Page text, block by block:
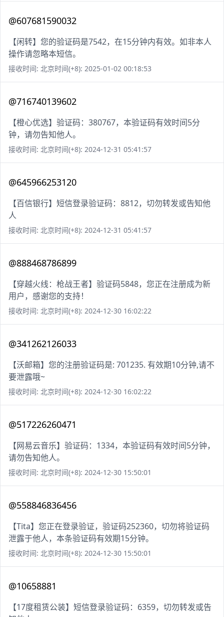
@607681590032
【闲转】您的验证码是7542，在15分钟内有效。如非本人
操作请忽略本短信。
接收时间: 北京时间(+8): 2025-01-02 00:18:53
@716740139602
【橙心优选】验证码：380767，本验证码有效时间5分
钟，请勿告知他人。
接收时间: 北京时间(+8): 2024-12-31 05:41:57
@645966253120
【百信银行】短信登录验证码：8812，切勿转发或告知他
人
接收时间: 北京时间(+8): 2024-12-31 05:41:57
@888468786899
【穿越火线：枪战王者】验证码5848，您正在注册成为新
用户，感谢您的支持！
接收时间: 北京时间(+8): 2024-12-30 16:02:22
@341262126033
【沃邮箱】您的注册验证码是: 701235. 有效期10分钟,请不
要泄露哦~
接收时间: 北京时间(+8): 2024-12-30 16:02:22
@517226260471
【网易云音乐】验证码：1334，本验证码有效时间5分钟，
请勿告知他人。
接收时间: 北京时间(+8): 2024-12-30 15:50:01
@558846836456
【Tita】您正在登录验证，验证码252360，切勿将验证码
泄露于他人，本条验证码有效期15分钟。
接收时间: 北京时间(+8): 2024-12-30 15:50:01
@10658881
【17度租赁公装】短信登录验证码：6359，切勿转发或告